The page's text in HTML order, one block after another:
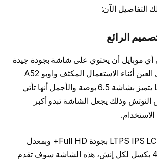
التفاصيل الآن:
موبايل أن يحتوي على شاشة بجودة جيدة
وكذلك تحافظ على العين أثناء الاستعمال المكثف واوبو A52
في مصر 128 جيجا يتميز بشاشة 6.5 بوصة والأجمل أنها تأتي
وذلك يجعل الشاشة تبدو أكبر
الشاشة من نوع LTPS IPS LCD بجودة Full HD+ وبمعدل
كثافة بكسلات 405 بكسل لكل إنش، هذه الشاشة سوف تقدم